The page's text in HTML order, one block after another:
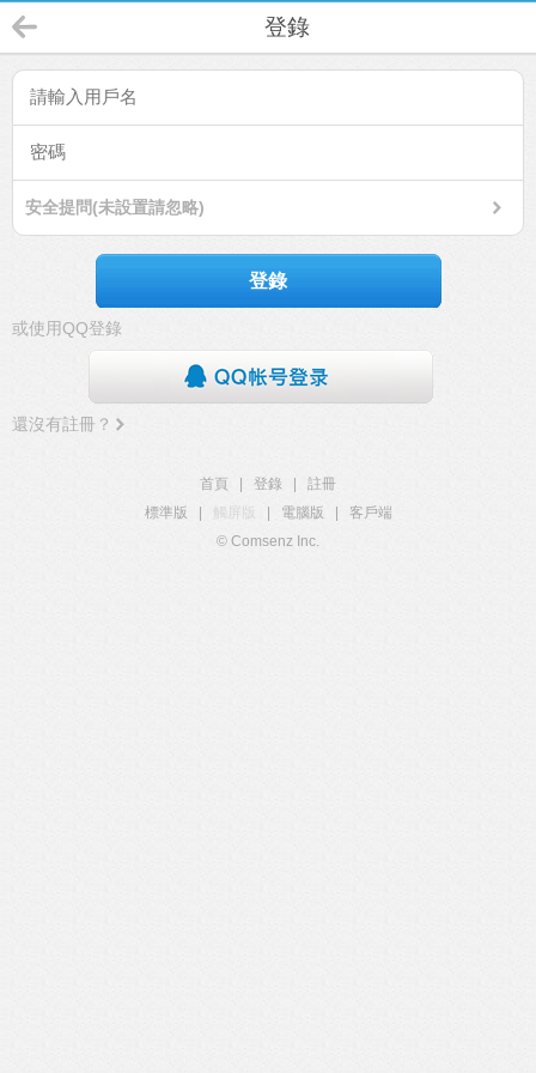
登錄
安全提問(未設置請忽略)
登錄
或使用QQ登錄
還沒有註冊？
首頁 登錄
註冊
標準版
觸屏版 電腦版
客戶端
© Comsenz Inc.